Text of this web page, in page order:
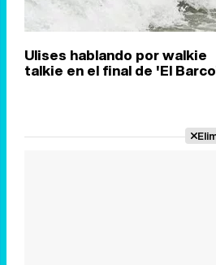
Ulises hablando por walkie
talkie en el final de 'El